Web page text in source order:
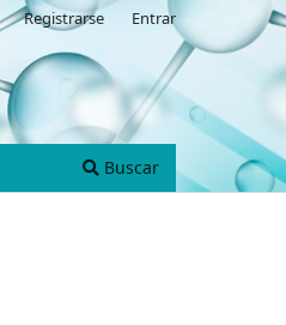
Buscar
Registrarse Entrar